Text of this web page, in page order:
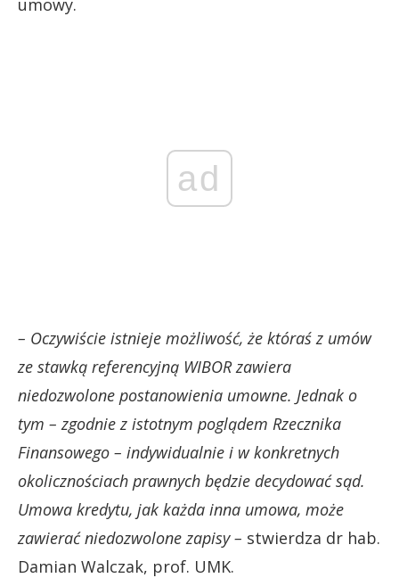
umowy.
ad
– Oczywiście istnieje możliwość, że któraś z umów
ze stawką referencyjną WIBOR zawiera
niedozwolone postanowienia umowne. Jednak o
tym – zgodnie z istotnym poglądem Rzecznika
Finansowego – indywidualnie i w konkretnych
okolicznościach prawnych będzie decydować sąd.
Umowa kredytu, jak każda inna umowa, może
zawierać niedozwolone zapisy – stwierdza dr hab.
Damian Walczak, prof. UMK.